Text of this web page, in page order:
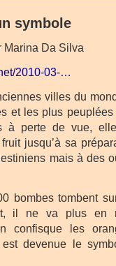
symbole
Marina Da Silva
2010-03-…
villes du
et les plus
à perte de vue,
jusqu’à sa
mais à des
bombes tombent
il ne va plus en
confisque les
est devenue le